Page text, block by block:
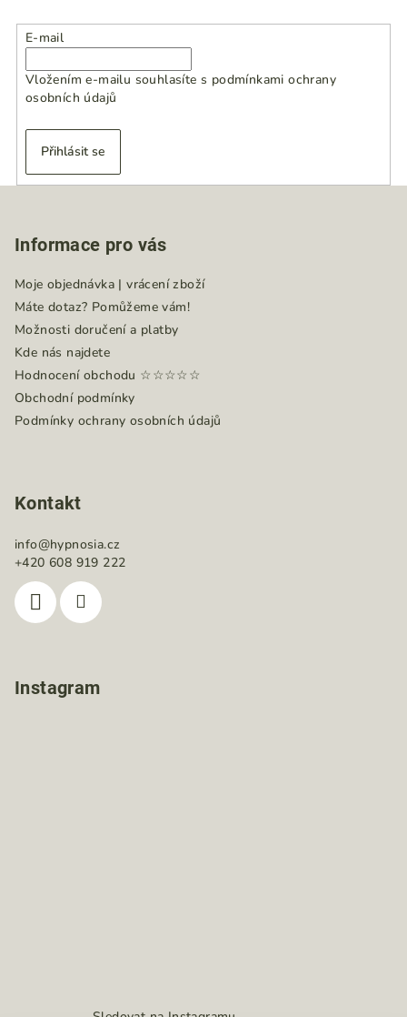
E-mail
Vložením e-mailu souhlasíte s podmínkami ochrany
osobních údajů
Přihlásit se
Informace pro vás
Moje objednávka | vrácení zboží
Máte dotaz? Pomůžeme vám!
Možnosti doručení a platby
Kde nás najdete
Hodnocení obchodu ☆☆☆☆☆
Obchodní podmínky
Podmínky ochrany osobních údajů
Kontakt
info@hypnosia.cz
+420 608 919 222
Instagram